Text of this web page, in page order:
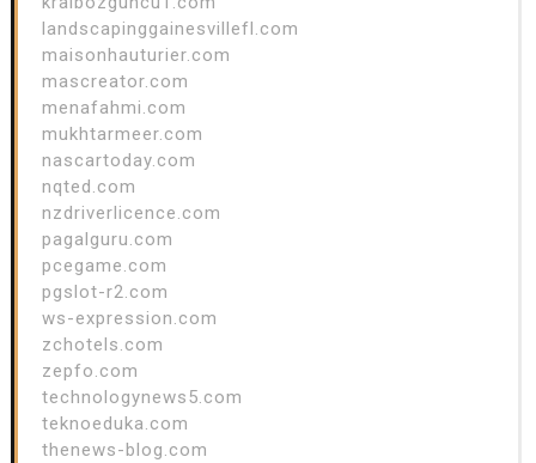
landscapinggainesvillefl.com
maisonhauturier.com
mascreator.com
menafahmi.com
mukhtarmeer.com
nascartoday.com
nqted.com
nzdriverlicence.com
pagalguru.com
pcegame.com
pgslot-r2.com
ws-expression.com
zchotels.com
zepfo.com
technologynews5.com
teknoeduka.com
thenews-blog.com